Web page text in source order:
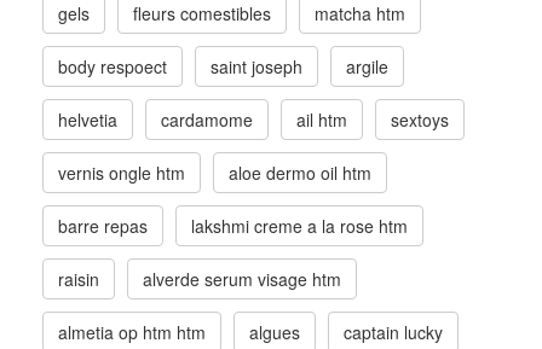
gels fleurs comestibles matcha htm
body respoect saint joseph argile
helvetia cardamome ail htm sextoys
vernis ongle htm aloe dermo oil htm
barre repas lakshmi creme a la rose htm
raisin alverde serum visage htm
almetia op htm htm algues captain lucky